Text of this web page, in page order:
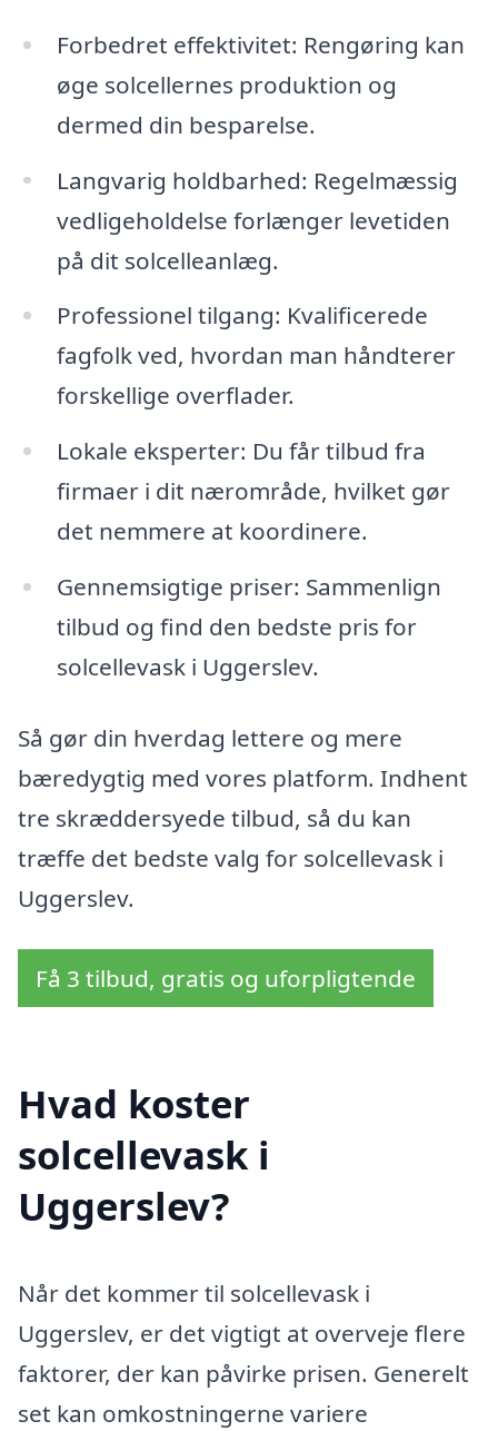
Forbedret effektivitet: Rengøring kan
øge solcellernes produktion og
dermed din besparelse.
Langvarig holdbarhed: Regelmæssig
vedligeholdelse forlænger levetiden
på dit solcelleanlæg.
Professionel tilgang: Kvalificerede
fagfolk ved, hvordan man håndterer
forskellige overflader.
Lokale eksperter: Du får tilbud fra
firmaer i dit nærområde, hvilket gør
det nemmere at koordinere.
Gennemsigtige priser: Sammenlign
tilbud og find den bedste pris for
solcellevask i Uggerslev.
Så gør din hverdag lettere og mere
bæredygtig med vores platform. Indhent
tre skræddersyede tilbud, så du kan
træffe det bedste valg for solcellevask i
Uggerslev.
Få 3 tilbud, gratis og uforpligtende
Hvad koster
solcellevask i
Uggerslev?
Når det kommer til solcellevask i
Uggerslev, er det vigtigt at overveje flere
faktorer, der kan påvirke prisen. Generelt
set kan omkostningerne variere